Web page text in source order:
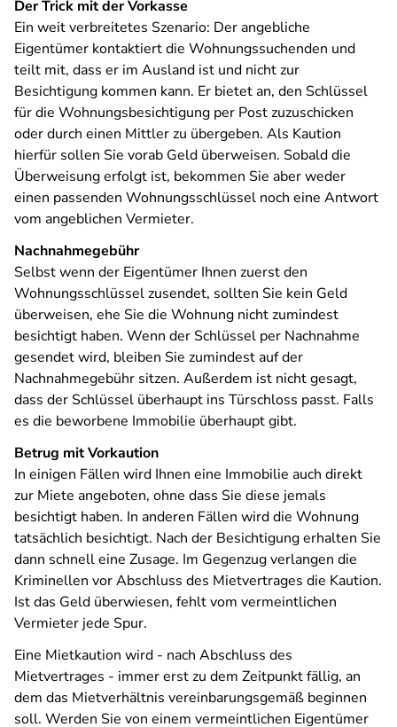
Der Trick mit der Vorkasse
Ein weit verbreitetes Szenario: Der angebliche
Eigentümer kontaktiert die Wohnungssuchenden und
teilt mit, dass er im Ausland ist und nicht zur
Besichtigung kommen kann. Er bietet an, den Schlüssel
für die Wohnungsbesichtigung per Post zuzuschicken
oder durch einen Mittler zu übergeben. Als Kaution
hierfür sollen Sie vorab Geld überweisen. Sobald die
Überweisung erfolgt ist, bekommen Sie aber weder
einen passenden Wohnungsschlüssel noch eine Antwort
vom angeblichen Vermieter.
Nachnahmegebühr
Selbst wenn der Eigentümer Ihnen zuerst den
Wohnungsschlüssel zusendet, sollten Sie kein Geld
überweisen, ehe Sie die Wohnung nicht zumindest
besichtigt haben. Wenn der Schlüssel per Nachnahme
gesendet wird, bleiben Sie zumindest auf der
Nachnahmegebühr sitzen. Außerdem ist nicht gesagt,
dass der Schlüssel überhaupt ins Türschloss passt. Falls
es die beworbene Immobilie überhaupt gibt.
Betrug mit Vorkaution
In einigen Fällen wird Ihnen eine Immobilie auch direkt
zur Miete angeboten, ohne dass Sie diese jemals
besichtigt haben. In anderen Fällen wird die Wohnung
tatsächlich besichtigt. Nach der Besichtigung erhalten Sie
dann schnell eine Zusage. Im Gegenzug verlangen die
Kriminellen vor Abschluss des Mietvertrages die Kaution.
Ist das Geld überwiesen, fehlt vom vermeintlichen
Vermieter jede Spur.
Eine Mietkaution wird - nach Abschluss des
Mietvertrages - immer erst zu dem Zeitpunkt fällig, an
dem das Mietverhältnis vereinbarungsgemäß beginnen
soll. Werden Sie von einem vermeintlichen Eigentümer